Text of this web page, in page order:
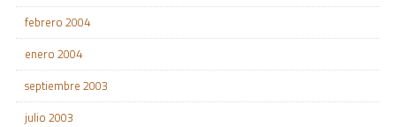
febrero 2004
enero 2004
septiembre 2003
julio 2003